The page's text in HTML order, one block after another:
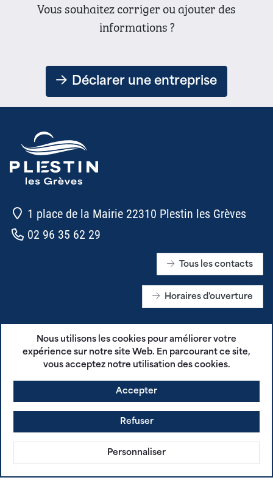
Vous souhaitez corriger ou ajouter des
informations ?
Déclarer une entreprise
1 place de la Mairie 22310 Plestin les Grèves
02 96 35 62 29
Tous les contacts
Horaires d'ouverture
RECEVEZ NOS PUBLICATIONS
Je m'abonne
SUIVEZ-NOUS SUR LES RÉSEAUX SOCIAUX
Nous utilisons les cookies pour améliorer votre
expérience sur notre site Web. En parcourant ce site,
vous acceptez notre utilisation des cookies.
Accepter
Refuser
Personnaliser